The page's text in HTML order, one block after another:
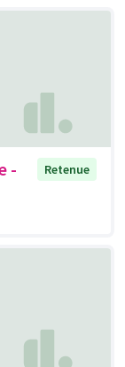
-
Retenue